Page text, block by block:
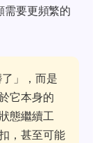
需要更頻繁的
」，而是
它本身的
態繼續工
，甚至可能